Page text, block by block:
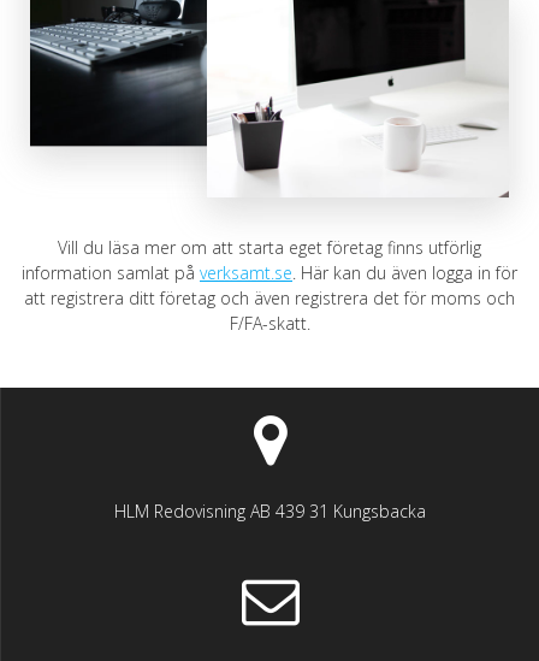
Vill du läsa mer om att starta eget företag finns utförlig
information samlat på verksamt.se . Här kan du även logga in för
att registrera ditt företag och även registrera det för moms och
F/FA-skatt.
HLM Redovisning AB 439 31 Kungsbacka